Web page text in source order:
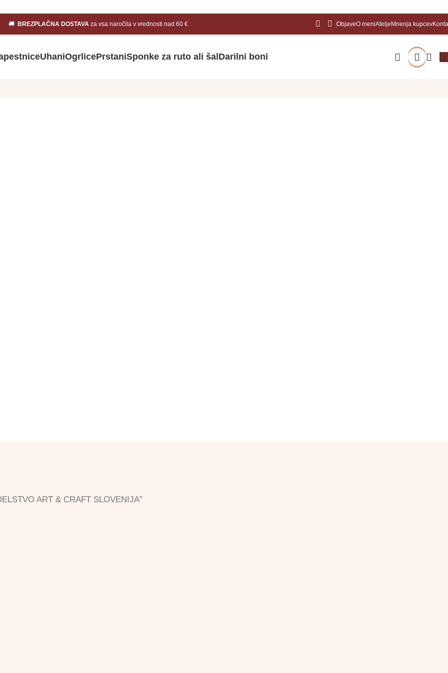
🚚 BREZPLAČNA DOSTAVA za vsa naročila v vrednosti nad 60 € ObjaveO meniAtelje Mnenja kupcev
UhaniOgrlicePrstaniSponke za ruto ali šal Darilni boni
ART & CRAFT SLOVENIJA”